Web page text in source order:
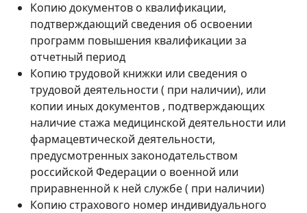
Копию документов о квалификации,
подтверждающий сведения об освоении
программ повышения квалификации за
отчетный период
Копию трудовой книжки или сведения о
трудовой деятельности ( при наличии), или
копии иных документов , подтверждающих
наличие стажа медицинской деятельности или
фармацевтической деятельности,
предусмотренных законодательством
российской Федерации о военной или
приравненной к ней службе ( при наличии)
Копию страхового номер индивидуального